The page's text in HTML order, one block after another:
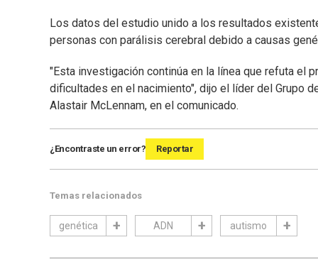
Los datos del estudio unido a los resultados
personas con parálisis cerebral debido a causas
"Esta investigación continúa en la línea que refuta el
dificultades en el nacimiento", dijo el líder del Grupo
Alastair McLennam, en el comunicado.
¿Encontraste un error? Reportar
Temas relacionados
genética ADN autismo